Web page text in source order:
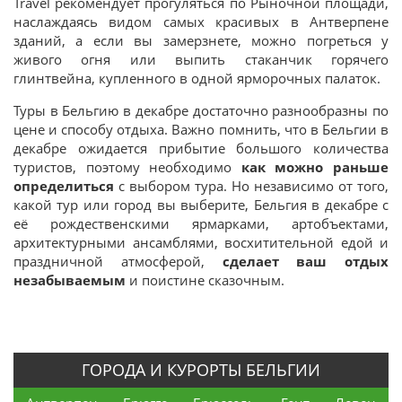
наслаждаясь видом самых красивых в Антверпене
зданий, а если вы замерзнете, можно погреться у
живого огня или выпить стаканчик горячего
глинтвейна, купленного в одной ярморочных палаток.
Туры в Бельгию в декабре достаточно разнообразны по
цене и способу отдыха. Важно помнить, что в Бельгии в
декабре ожидается прибытие большого количества
туристов, поэтому необходимо как можно раньше
определиться с выбором тура. Но независимо от того,
какой тур или город вы выберите, Бельгия в декабре с
её рождественскими ярмарками, артобъектами,
архитектурными ансамблями, восхитительной едой и
праздничной атмосферой, сделает ваш отдых
незабываемым и поистине сказочным.
ГОРОДА И КУРОРТЫ БЕЛЬГИИ